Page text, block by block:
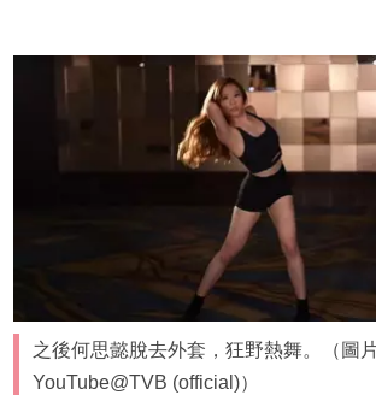
之後何思懿脫去外套，狂野熱舞。（圖
YouTube@TVB (official)）